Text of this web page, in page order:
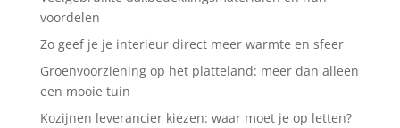
voordelen
Zo geef je je interieur direct meer warmte en sfeer
Groenvoorziening op het platteland: meer dan alleen
een mooie tuin
Kozijnen leverancier kiezen: waar moet je op letten?